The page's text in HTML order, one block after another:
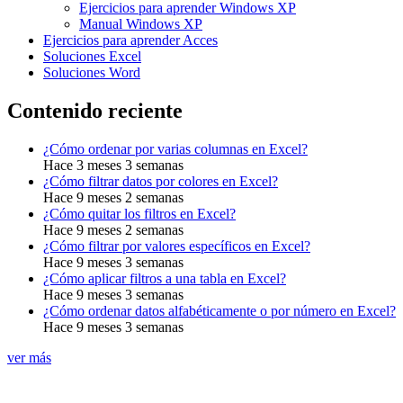
Ejercicios para aprender Windows XP
Manual Windows XP
Ejercicios para aprender Acces
Soluciones Excel
Soluciones Word
Contenido reciente
¿Cómo ordenar por varias columnas en Excel?
Hace 3 meses 3 semanas
¿Cómo filtrar datos por colores en Excel?
Hace 9 meses 2 semanas
¿Cómo quitar los filtros en Excel?
Hace 9 meses 2 semanas
¿Cómo filtrar por valores específicos en Excel?
Hace 9 meses 3 semanas
¿Cómo aplicar filtros a una tabla en Excel?
Hace 9 meses 3 semanas
¿Cómo ordenar datos alfabéticamente o por número en Excel?
Hace 9 meses 3 semanas
ver más